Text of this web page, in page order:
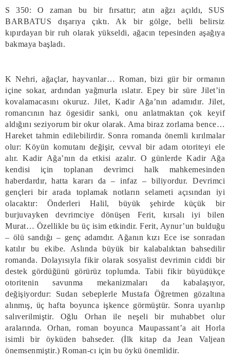
S 350: O zaman bu bir fırsattır; atın ağzı açıldı, SUS
BARBATUS dışarıya çıktı. Ak bir gölge, belli belirsiz
kıpırdayan bir ruh olarak yükseldi, ağacın tepesinden aşağıya
bakmaya başladı.
K Nehri, ağaçlar, hayvanlar… Roman, bizi gür bir ormanın
içine sokar, ardından yağmurla ıslatır. Epey bir süre Jilet’in
kovalamacasını okuruz. Jilet, Kadir Ağa’nın adamıdır. Jilet,
romancının haz ögesidir sanki, onu anlatmaktan çok keyif
aldığını seziyorum bir okur olarak. Ama biraz zorlama bence…
Hareket tahmin edilebilirdir. Sonra romanda önemli kırılmalar
olur: Köyün komutanı değişir, cevval bir adam otoriteyi ele
alır. Kadir Ağa’nın da etkisi azalır. O günlerde Kadir Ağa
kendisi için toplanan devrimci halk mahkemesinden
haberdardır, hatta kararı da – infaz – biliyordur. Devrimci
gençleri bir arada toplamak notların selameti açısından iyi
olacaktır: Önderleri Halil, büyük şehirde küçük bir
burjuvayken devrimciye dönüşen Ferit, kırsalı iyi bilen
Murat… Özellikle bu üç isim etkindir. Ferit, Aynur’un bulduğu
– ölü sandığı – genç adamdır. Ağanın kızı Ece ise sonradan
katılır bu ekibe. Aslında büyük bir kalabalıktan bahsedilir
romanda. Dolayısıyla fikir olarak sosyalist devrimin ciddi bir
destek gördüğünü görürüz toplumda. Tabii fikir büyüdükçe
otoritenin savunma mekanizmaları da kabalaşıyor,
değişiyordur: Sudan sebeplerle Mustafa Öğretmen gözaltına
alınmış, üç hafta boyunca işkence görmüştür. Sonra uyarılıp
salıverilmiştir. Oğlu Orhan ile neşeli bir muhabbet olur
aralarında. Orhan, roman boyunca Maupassant’a ait Horla
isimli bir öyküden bahseder. (İlk kitap da Jean Valjean
önemsenmiştir.) Roman-cı için bu öykü önemlidir.